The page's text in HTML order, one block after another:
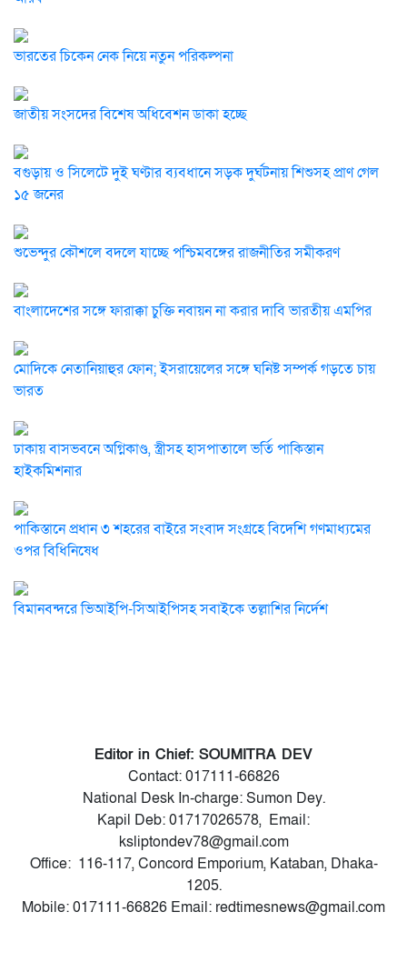
ভারতের চিকেন নেক নিয়ে নতুন পরিকল্পনা
জাতীয় সংসদের বিশেষ অধিবেশন ডাকা হচ্ছে
বগুড়ায় ও সিলেটে দুই ঘণ্টার ব্যবধানে সড়ক দুর্ঘটনায় শিশুসহ প্রাণ গেল
১৫ জনের
শুভেন্দুর কৌশলে বদলে যাচ্ছে পশ্চিমবঙ্গের রাজনীতির সমীকরণ
বাংলাদেশের সঙ্গে ফারাক্কা চুক্তি নবায়ন না করার দাবি ভারতীয় এমপির
মোদিকে নেতানিয়াহুর ফোন; ইসরায়েলের সঙ্গে ঘনিষ্ট সম্পর্ক গড়তে চায়
ভারত
ঢাকায় বাসভবনে অগ্নিকাণ্ড, স্ত্রীসহ হাসপাতালে ভর্তি পাকিস্তান
হাইকমিশনার
পাকিস্তানে প্রধান ৩ শহরের বাইরে সংবাদ সংগ্রহে বিদেশি গণমাধ্যমের
ওপর বিধিনিষেধ
বিমানবন্দরে ভিআইপি-সিআইপিসহ সবাইকে তল্লাশির নির্দেশ
Editor in Chief: SOUMITRA DEV
Contact: 017111-66826
National Desk In-charge: Sumon Dey.
Kapil Deb: 01717026578, Email:
ksliptondev78@gmail.com
Office: 116-117, Concord Emporium, Kataban, Dhaka-
1205.
Mobile: 017111-66826 Email: redtimesnews@gmail.com